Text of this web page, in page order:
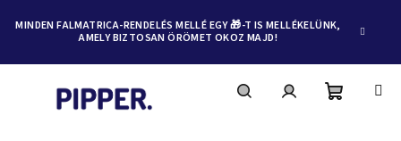
MINDEN FALMATRICA-RENDELÉS MELLÉ EGY 🎁-T IS MELLÉKELÜNK,
AMELY BIZTOSAN ÖRÖMET OKOZ MAJD!